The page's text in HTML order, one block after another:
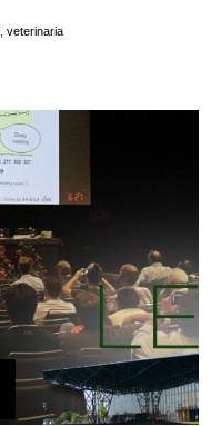
veterinaria